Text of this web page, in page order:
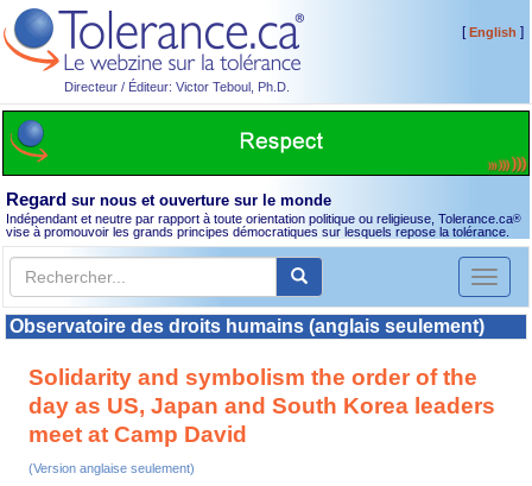
Directeur / Éditeur: Victor Teboul, Ph.D.
[English ]
Regard sur nous et ouverture sur le monde
Indépendant et neutre par rapport à toute orientation politique ou religieuse, Tolerance.ca®
vise à promouvoir les grands principes démocratiques sur lesquels repose la tolérance.
Toggle
Observatoire des droits humains (anglais seulement)
Solidarity and symbolism the order of the
day as US, Japan and South Korea leaders
meet at Camp David
(Version anglaise seulement)